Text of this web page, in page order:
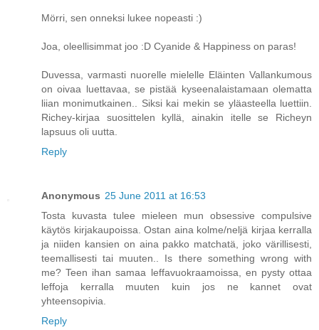
Mörri, sen onneksi lukee nopeasti :)
Joa, oleellisimmat joo :D Cyanide & Happiness on paras!
Duvessa, varmasti nuorelle mielelle Eläinten Vallankumous
on oivaa luettavaa, se pistää kyseenalaistamaan olematta
liian monimutkainen.. Siksi kai mekin se yläasteella luettiin.
Richey-kirjaa suosittelen kyllä, ainakin itelle se Richeyn
lapsuus oli uutta.
Reply
Anonymous 25 June 2011 at 16:53
Tosta kuvasta tulee mieleen mun obsessive compulsive
käytös kirjakaupoissa. Ostan aina kolme/neljä kirjaa kerralla
ja niiden kansien on aina pakko matchatä, joko värillisesti,
teemallisesti tai muuten.. Is there something wrong with
me? Teen ihan samaa leffavuokraamoissa, en pysty ottaa
leffoja kerralla muuten kuin jos ne kannet ovat
yhteensopivia.
Reply